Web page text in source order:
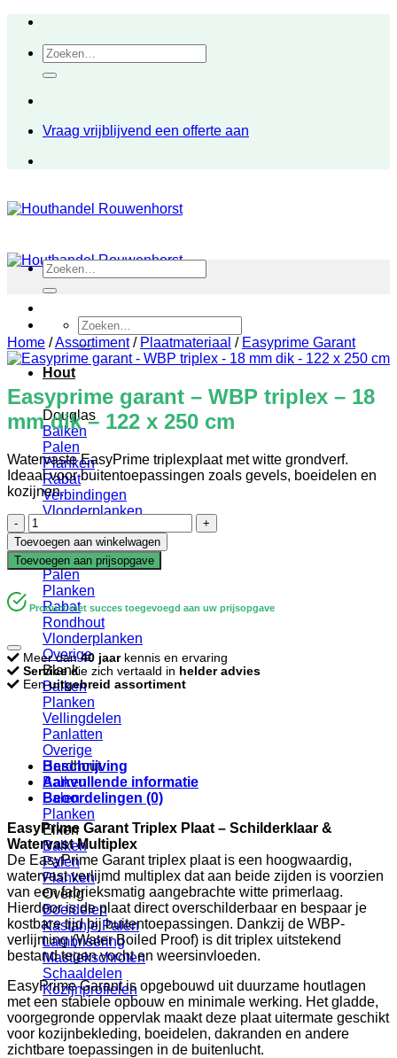
inhoudZoeken
naar:
Vraag vrijblijvend een offerte aan
Zoeken
naar:
Hout
Douglas
Balken
Palen
Planken
Rabat
Verbindingen
Vlonderplanken
Geïmpregneerd
Balken
Palen
Planken
Rabat
Rondhout
Vlonderplanken
Overige
Blank
Balken
Planken
Vellingdelen
Panlatten
Overige
Hardhout
Balken
Palen
Planken
Eiken
Balken
Palen
Planken
Overig
Boeidelen
Kastanje Palen
Lambrisering
Mastiekschroten
Schaaldelen
Kozijnprofielen
Zoeken
naar:
Home /Assortiment / Plaatmateriaal / Easyprime Garant
Easyprime garant – WBP triplex – 18
mm dik – 122 x 250 cm
Watervaste EasyPrime triplexplaat met witte grondverf.
Ideaal voor buitentoepassingen zoals gevels, boeidelen en
kozijnen.
Easyprime
garant
-
WBP
triplex
18
mm
dik
-
122
250
cm
aantal
Toevoegen aan winkelwagen
Toevoegen aan prijsopgave
Product met succes toegevoegd aan uw prijsopgave
Meer dan40 jaarkennis en ervaring
Servicedie zich vertaald in helder advies
Eenuitgebreid assortiment
Beschrijving
Aanvullende informatie
Beoordelingen (0)
EasyPrime Garant Triplex Plaat – Schilderklaar &
Watervast Multiplex
De EasyPrime Garant triplex plaat is een hoogwaardig,
watervast verlijmd multiplex dat aan beide zijden is voorzien
van een fabrieksmatig aangebrachte witte primerlaag.
Hierdoor is de plaat direct overschilderbaar en bespaar je
kostbare tijd bij buitentoepassingen. Dankzij de WBP-
verlijming (Water Boiled Proof) is dit triplex uitstekend
bestand tegen vocht en weersinvloeden.
EasyPrime Garant is opgebouwd uit duurzame houtlagen
met een stabiele opbouw en minimale werking. Het gladde,
voorgegronde oppervlak maakt deze plaat uitermate geschikt
voor kozijnbekleding, boeidelen, dakranden en andere
zichtbare toepassingen in de buitenlucht.